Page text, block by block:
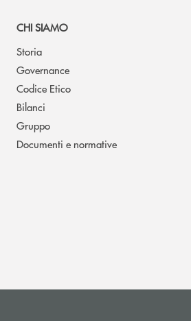
CHI SIAMO
Storia
Governance
Codice Etico
Bilanci
Gruppo
Documenti e normative